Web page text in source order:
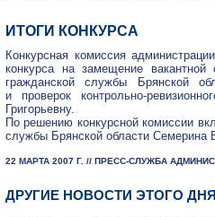
ИТОГИ КОНКУРСА
Конкурсная комиссия
конкурса на замещение вакантной
гражданской службы Брянской
и проверок контрольно-
Григорьевну.
По решению конкурсной комиссии
службы Брянской области Семерина
22 МАРТА 2007 Г. // ПРЕСС-СЛУЖБА
ДРУГИЕ НОВОСТИ ЭТОГО